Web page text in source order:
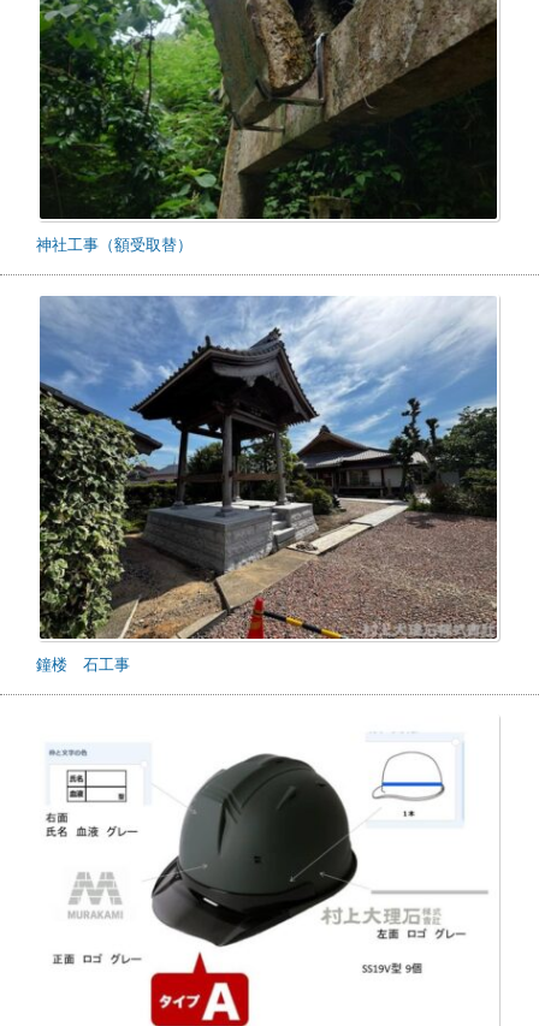
神社工事（額受取替）
鐘楼 石工事